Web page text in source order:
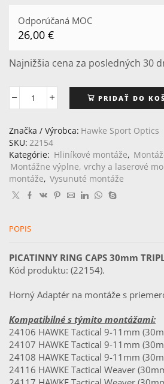
26,00 €.
Odporúčaná MOC
26,00 €
Najnižšia cena za posledných 30
množstvo
Picatinny
Ring
Caps
(30mm,
triple
screw)
PRIDAŤ DO
Značka / Výrobca: Hawke Sport Optics
SKU: 22154
Kategórie: Hliníkové montáže,
Montážne výplne, vrchy a laserové
montáže, Vysunuté montáže
POPIS
PICATINNY RING CAPS 30mm
Kód produktu: (22154).
Horný Adaptér na montáže s
Kompatibilné s týmito montážami:
24106 HAWKE Tactical 9-11mm
24107 HAWKE Tactical 9-11mm
24108 HAWKE Tactical 9-11mm
24116 HAWKE Tactical Weaver